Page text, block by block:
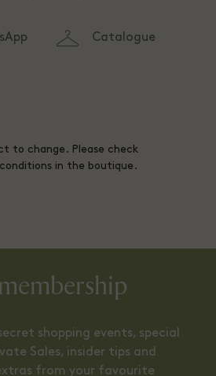
Catalogue
to change. Please check
in the boutique.
shopping events, special
Sales, insider tips and
from your favourite